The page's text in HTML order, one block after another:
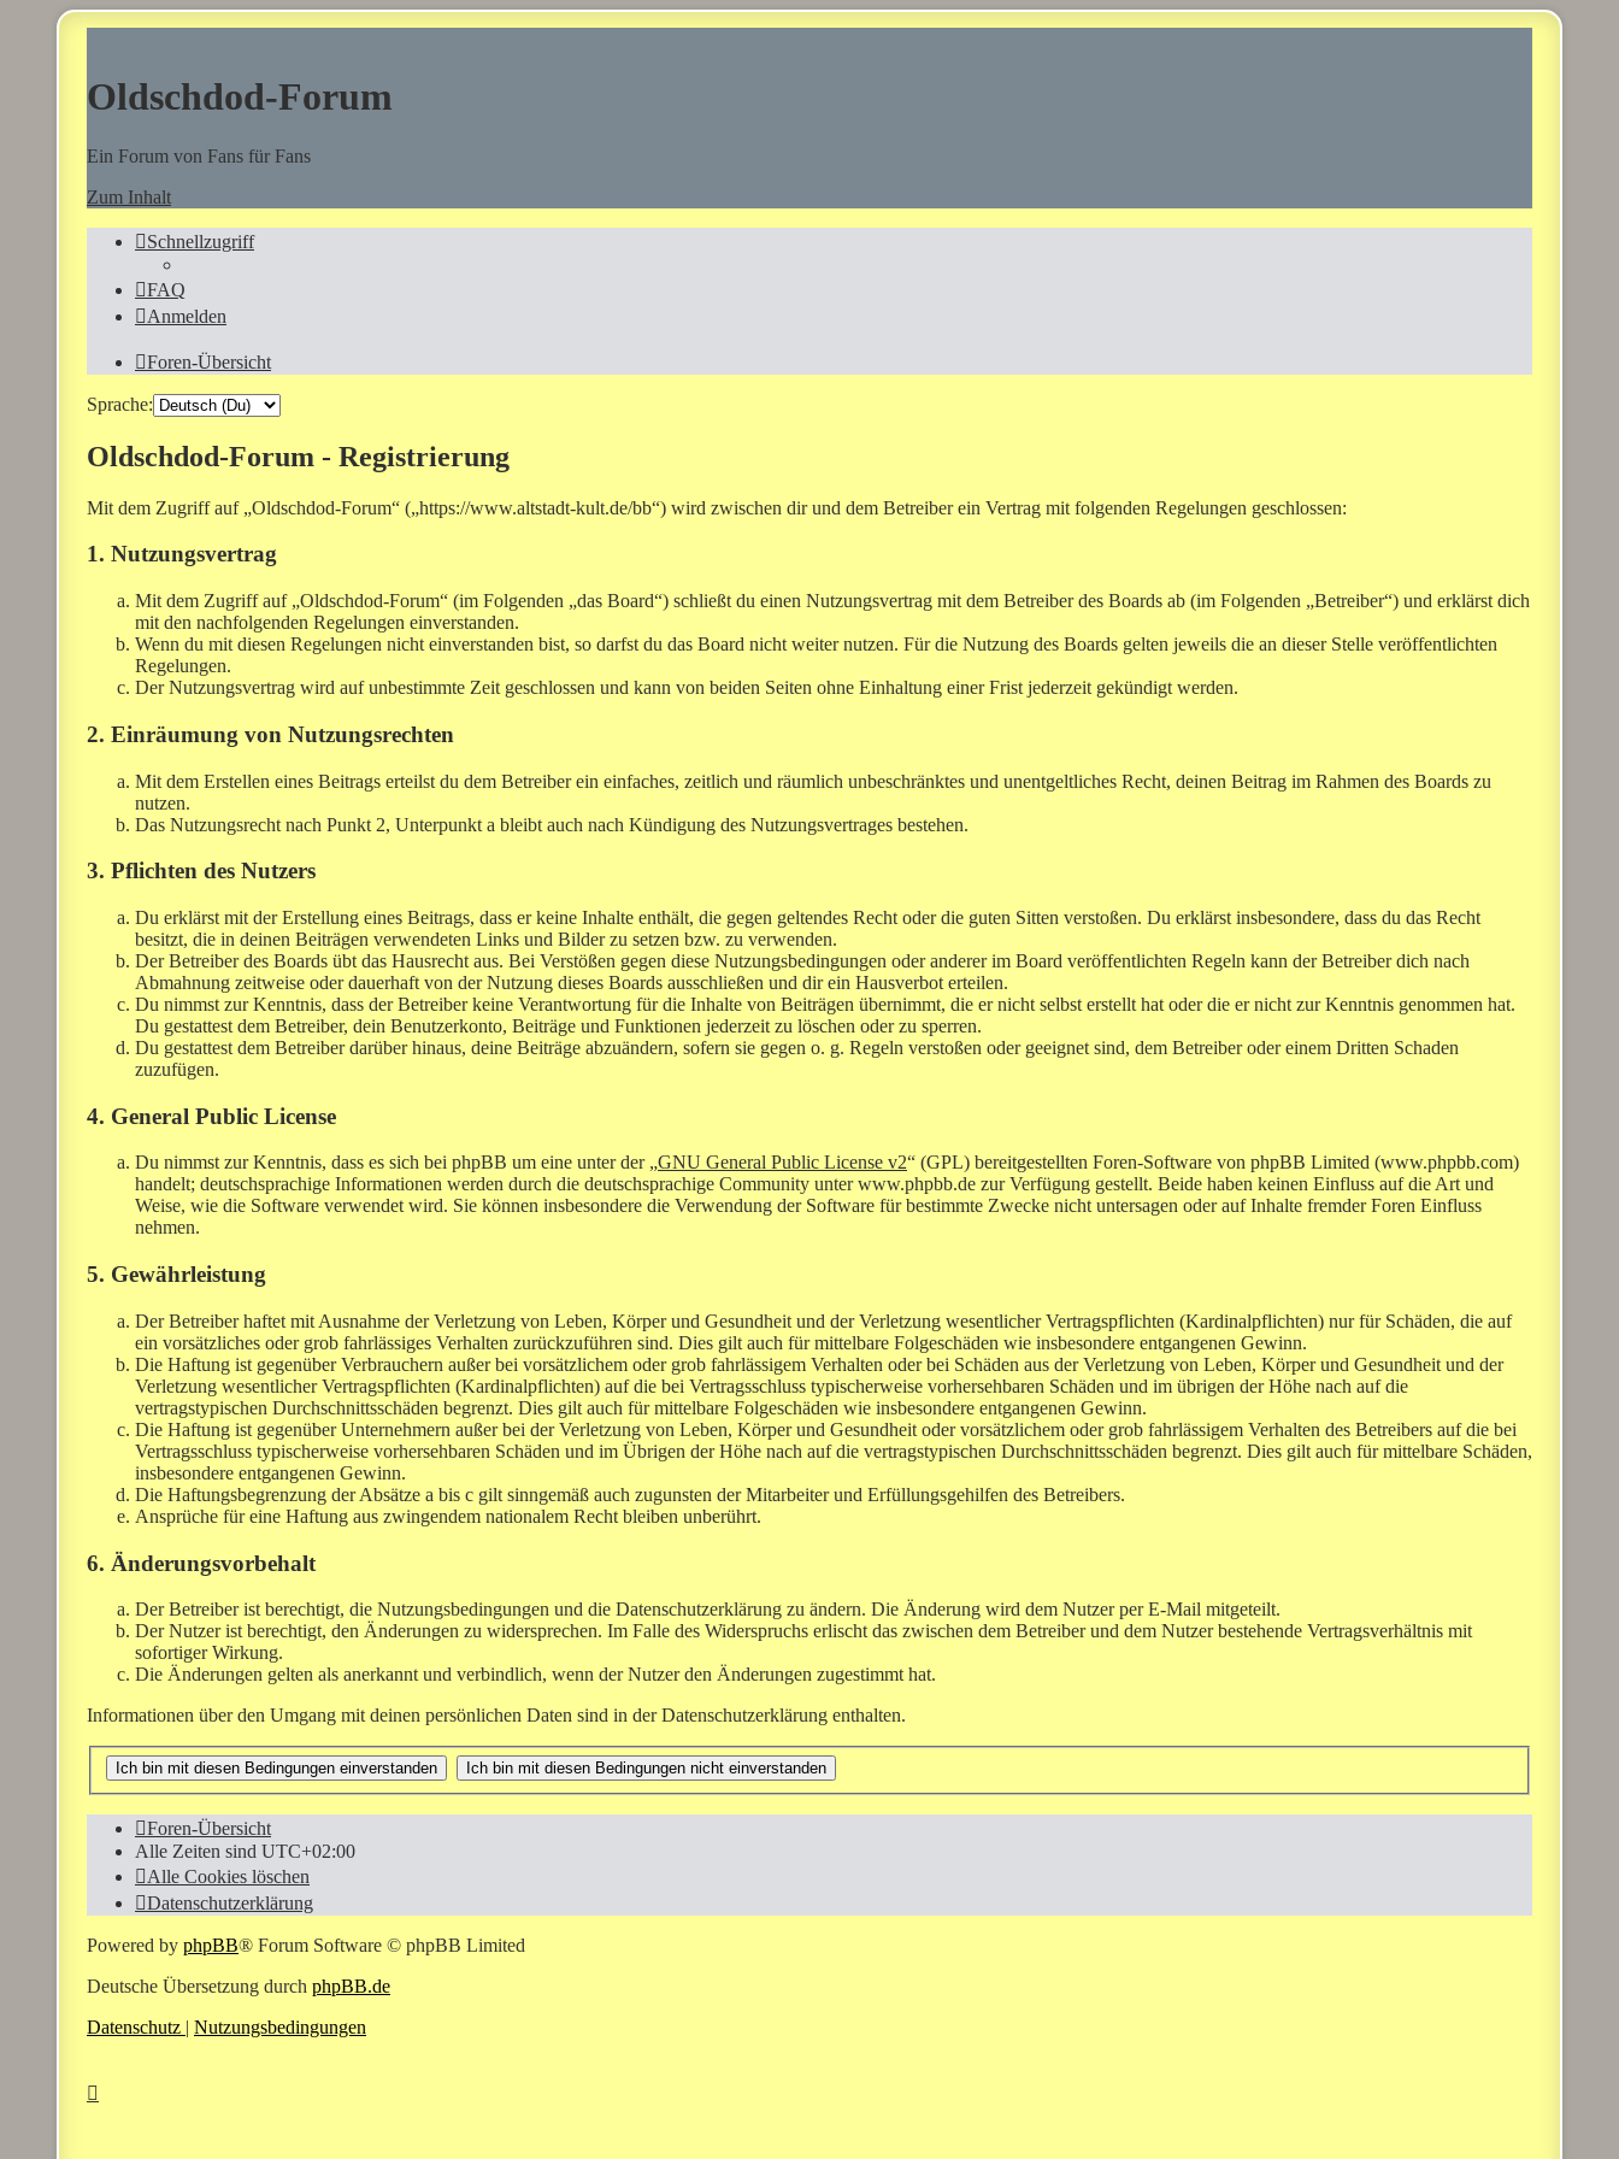
Oldschdod-Forum
Ein Forum von Fans für Fans
Zum Inhalt
Schnellzugriff
FAQ
Anmelden
Foren-Übersicht
Sprache:
Oldschdod-Forum - Registrierung
Mit dem Zugriff auf „Oldschdod-Forum“ („https://www.altstadt-kult.de/bb“) wird zwischen dir und dem Betreiber ein Vertrag mit folgenden Regelungen geschlossen:
1. Nutzungsvertrag
Mit dem Zugriff auf „Oldschdod-Forum“ (im Folgenden „das Board“) schließt du einen Nutzungsvertrag mit dem Betreiber des Boards ab (im Folgenden „Betreiber“) und erklärst dich
mit den nachfolgenden Regelungen einverstanden.
Wenn du mit diesen Regelungen nicht einverstanden bist, so darfst du das Board nicht weiter nutzen. Für die Nutzung des Boards gelten jeweils die an dieser Stelle veröffentlichten
Regelungen.
Der Nutzungsvertrag wird auf unbestimmte Zeit geschlossen und kann von beiden Seiten ohne Einhaltung einer Frist jederzeit gekündigt werden.
2. Einräumung von Nutzungsrechten
Mit dem Erstellen eines Beitrags erteilst du dem Betreiber ein einfaches, zeitlich und räumlich unbeschränktes und unentgeltliches Recht, deinen Beitrag im Rahmen des Boards zu
nutzen.
Das Nutzungsrecht nach Punkt 2, Unterpunkt a bleibt auch nach Kündigung des Nutzungsvertrages bestehen.
3. Pflichten des Nutzers
Du erklärst mit der Erstellung eines Beitrags, dass er keine Inhalte enthält, die gegen geltendes Recht oder die guten Sitten verstoßen. Du erklärst insbesondere, dass du das Recht
besitzt, die in deinen Beiträgen verwendeten Links und Bilder zu setzen bzw. zu verwenden.
Der Betreiber des Boards übt das Hausrecht aus. Bei Verstößen gegen diese Nutzungsbedingungen oder anderer im Board veröffentlichten Regeln kann der Betreiber dich nach
Abmahnung zeitweise oder dauerhaft von der Nutzung dieses Boards ausschließen und dir ein Hausverbot erteilen.
Du nimmst zur Kenntnis, dass der Betreiber keine Verantwortung für die Inhalte von Beiträgen übernimmt, die er nicht selbst erstellt hat oder die er nicht zur Kenntnis genommen hat.
Du gestattest dem Betreiber, dein Benutzerkonto, Beiträge und Funktionen jederzeit zu löschen oder zu sperren.
Du gestattest dem Betreiber darüber hinaus, deine Beiträge abzuändern, sofern sie gegen o. g. Regeln verstoßen oder geeignet sind, dem Betreiber oder einem Dritten Schaden
zuzufügen.
4. General Public License
Du nimmst zur Kenntnis, dass es sich bei phpBB um eine unter der „GNU General Public License v2“ (GPL) bereitgestellten Foren-Software von phpBB Limited (www.phpbb.com)
handelt; deutschsprachige Informationen werden durch die deutschsprachige Community unter www.phpbb.de zur Verfügung gestellt. Beide haben keinen Einfluss auf die Art und
Weise, wie die Software verwendet wird. Sie können insbesondere die Verwendung der Software für bestimmte Zwecke nicht untersagen oder auf Inhalte fremder Foren Einfluss
nehmen.
5. Gewährleistung
Der Betreiber haftet mit Ausnahme der Verletzung von Leben, Körper und Gesundheit und der Verletzung wesentlicher Vertragspflichten (Kardinalpflichten) nur für Schäden, die auf
ein vorsätzliches oder grob fahrlässiges Verhalten zurückzuführen sind. Dies gilt auch für mittelbare Folgeschäden wie insbesondere entgangenen Gewinn.
Die Haftung ist gegenüber Verbrauchern außer bei vorsätzlichem oder grob fahrlässigem Verhalten oder bei Schäden aus der Verletzung von Leben, Körper und Gesundheit und der
Verletzung wesentlicher Vertragspflichten (Kardinalpflichten) auf die bei Vertragsschluss typischerweise vorhersehbaren Schäden und im übrigen der Höhe nach auf die
vertragstypischen Durchschnittsschäden begrenzt. Dies gilt auch für mittelbare Folgeschäden wie insbesondere entgangenen Gewinn.
Die Haftung ist gegenüber Unternehmern außer bei der Verletzung von Leben, Körper und Gesundheit oder vorsätzlichem oder grob fahrlässigem Verhalten des Betreibers auf die bei
Vertragsschluss typischerweise vorhersehbaren Schäden und im Übrigen der Höhe nach auf die vertragstypischen Durchschnittsschäden begrenzt. Dies gilt auch für mittelbare Schäden,
insbesondere entgangenen Gewinn.
Die Haftungsbegrenzung der Absätze a bis c gilt sinngemäß auch zugunsten der Mitarbeiter und Erfüllungsgehilfen des Betreibers.
Ansprüche für eine Haftung aus zwingendem nationalem Recht bleiben unberührt.
6. Änderungsvorbehalt
Der Betreiber ist berechtigt, die Nutzungsbedingungen und die Datenschutzerklärung zu ändern. Die Änderung wird dem Nutzer per E-Mail mitgeteilt.
Der Nutzer ist berechtigt, den Änderungen zu widersprechen. Im Falle des Widerspruchs erlischt das zwischen dem Betreiber und dem Nutzer bestehende Vertragsverhältnis mit
sofortiger Wirkung.
Die Änderungen gelten als anerkannt und verbindlich, wenn der Nutzer den Änderungen zugestimmt hat.
Informationen über den Umgang mit deinen persönlichen Daten sind in der Datenschutzerklärung enthalten.
Foren-Übersicht
Alle Zeiten sind UTC+02:00
Alle Cookies löschen
Datenschutzerklärung
Powered by phpBB® Forum Software © phpBB Limited
Deutsche Übersetzung durch phpBB.de
Datenschutz | Nutzungsbedingungen